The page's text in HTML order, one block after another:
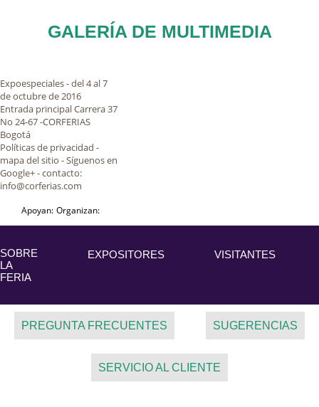
GALERÍA DE MULTIMEDIA
Expoespeciales - del 4 al 7
de octubre de 2016
Entrada principal Carrera 37
No 24-67 -CORFERIAS
Bogotá
Políticas de privacidad -
mapa del sitio - Síguenos en
Google+ - contacto:
info@corferias.com
Apoyan: Organizan:
SOBRE
LA
FERIA
EXPOSITORES VISITANTES
PREGUNTA FRECUENTES SUGERENCIAS
SERVICIO AL CLIENTE